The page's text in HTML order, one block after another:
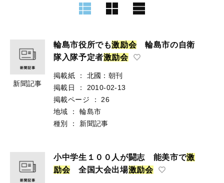
新聞記事
輪島市役所でも激励会輪島市の自衛
隊入隊予定者激励会
掲載紙 ：
北國：朝刊
掲載日
：
2010-02-13
掲載ページ
：
26
地域
：
輪島市
種別
： 新聞記事
小中学生１００人が闘志 能美市で激
励会全国大会出場激励会